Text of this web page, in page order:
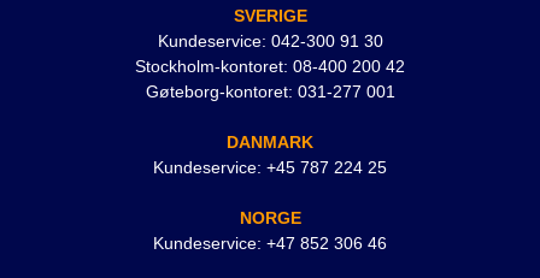
SVERIGE
Kundeservice: 042-300 91 30
Stockholm-kontoret: 08-400 200 42
Gøteborg-kontoret: 031-277 001
DANMARK
Kundeservice: +45 787 224 25
NORGE
Kundeservice: +47 852 306 46